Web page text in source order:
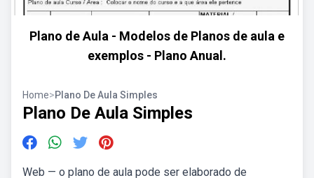
Plano de Aula - Modelos de Planos de aula e
exemplos - Plano Anual.
Home>Plano De Aula Simples
Plano De Aula Simples
Web — o plano de aula pode ser elaborado de